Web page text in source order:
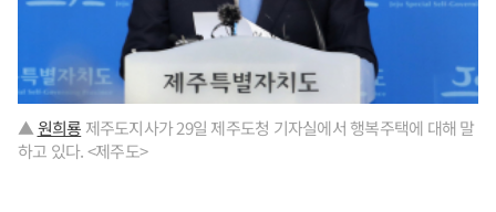
▲원희룡 제주도지사가 29일 제주도청 기자실에서 행복주택에 대해 말
하고 있다. <제주도>